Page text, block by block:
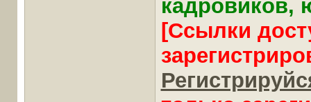
кадровиков,
[Ссылки